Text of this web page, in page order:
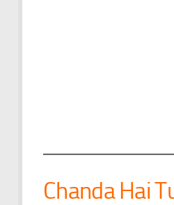
Chanda Hai